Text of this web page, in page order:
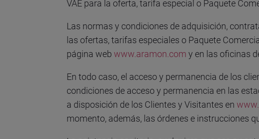
VAE para la oferta, tarifa especial o Paquete
Las normas y condiciones de adquisición,
las ofertas, tarifas especiales o Paquete
página webwww.aramon.com y en las oficinas
En todo caso, el acceso y permanencia de los
condiciones de acceso y permanencia en las
a disposición de los Clientes y Visitantes en
momento, además, las órdenes e instrucciones